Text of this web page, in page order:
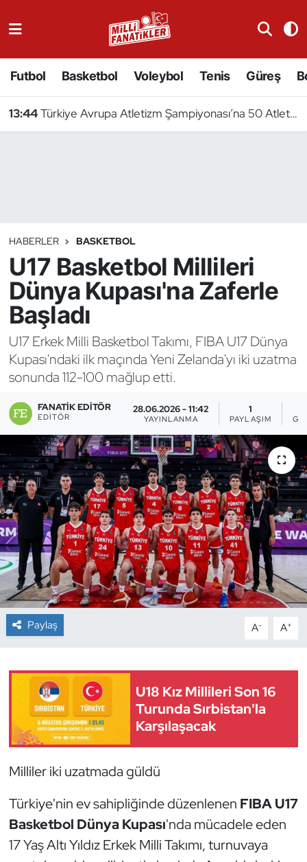
Futbol Basketbol Voleybol Tenis Güreş
13:44Türkiye Avrupa Atletizm Şampiyonası’na 50 Atletle Gidiyor
HABERLER BASKETBOL
U17 Basketbol Millileri
Dünya Kupası'na Zaferle
Başladı
U17 Erkek Milli Basketbol Takımı, FIBA U17 Dünya
Kupası'ndaki ilk maçında Yeni Zelanda'yı iki uzatma
sonunda 112-100 mağlup etti.
FANATIK EDITÖR
EDITÖR
28.06.2026 - 11:42
YAYINLANMA
1
PAYLAŞIM
Paylaş A- A+
U18 Kız Millileri Son 16
Turunda Sırbistan'la
Karşılaşacak
Milliler iki uzatmada güldü
Türkiye'nin ev sahipliğinde düzenlenen FIBA U17
Basketbol Dünya Kupası'nda mücadele eden
17 Yaş Altı Yıldız Erkek Milli Takımı, turnuvaya
Badminton
Binicilik
Bisiklet
Bocce Bowling Dart
Boks
Briç
Buz Hokeyi
Buz Pateni
Çim Hokeyi
Cimnastik
Curling
Dağcılık
Dövüş Sanatı
E-Spor
Futsal
Genel